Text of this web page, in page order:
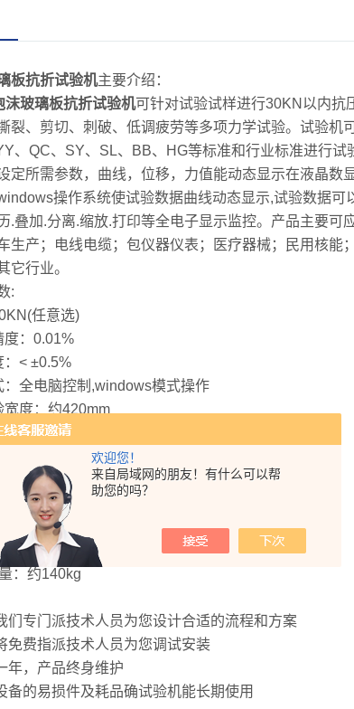
欢迎您！
来自局域网的朋友！有什么可以帮
助您的吗？
板抗折试验机主要介绍：
沫玻璃板抗折试验机可针对试验试样进行30KN以内抗
裂、剪切、刺破、低调疲劳等多项力学试验。试验机
、QC、SY、SL、BB、HG等标准和行业标准进行试
定所需参数，曲线，位移，力值能动态显示在液晶数
操作系统使试验数据曲线动态显示,试验数据
.叠加.分离.缩放.打印等全电子显示监控。产品主要
生产；电线电缆；包仪器仪表；医疗器械；民用核能
它行业。
:
任意选)
度：0.01%
：< ±0.5%
：全电脑控制,windows模式操作
宽度：约420mm
间：约800mm
0.001~500mm/min
：±0.5%以内；
度：±0.5%以内；
精度：±0.5%以内
：电子限位保护，紧急停止键
：约140kg
们专门派技术人员为您设计合适的流程和方案
免费指派技术人员为您调试安装
年，产品终身维护
备的易损件及耗品确试验机能长期使用